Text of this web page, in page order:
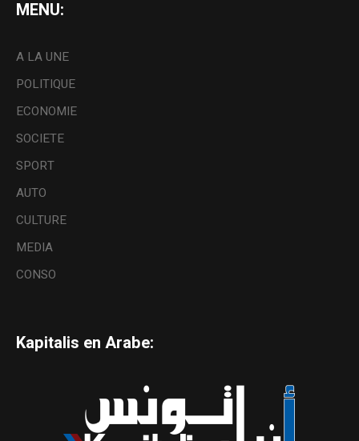
MENU:
A LA UNE
POLITIQUE
ECONOMIE
SOCIETE
SPORT
AUTO
CULTURE
MEDIA
CONSO
Kapitalis en Arabe: